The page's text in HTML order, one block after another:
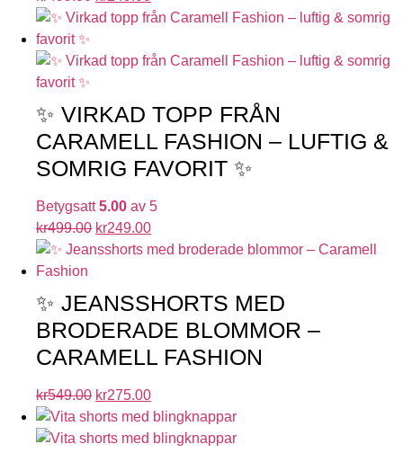
✨ VIRKAD TOPP FRÅN
CARAMELL FASHION – LUFTIG &
SOMRIG FAVORIT ✨
Betygsatt5.00 av 5
kr499.00 kr249.00
✨ JEANSSHORTS MED
BRODERADE BLOMMOR –
CARAMELL FASHION
kr549.00 kr275.00